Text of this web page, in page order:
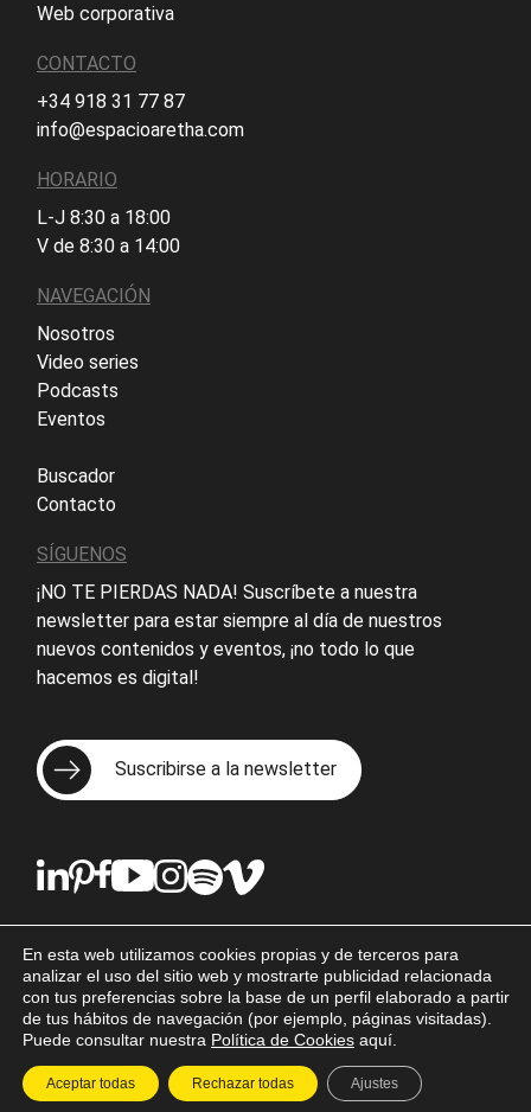
Web corporativa
CONTACTO
+34 918 31 77 87
info@espacioaretha.com
HORARIO
L-J 8:30 a 18:00
V de 8:30 a 14:00
NAVEGACIÓN
Nosotros
Video series
Podcasts
Eventos
Buscador
Contacto
SÍGUENOS
¡NO TE PIERDAS NADA! Suscríbete a nuestra
newsletter para estar siempre al día de nuestros
nuevos contenidos y eventos, ¡no todo lo que
hacemos es digital!
Suscribirse a la newsletter
© 2026 Espacio Aretha S.L.U. Todos los derechos
reservados.
Aviso legal Cookies
Política de privacidad
Política de calidad y medioambiente
En esta web utilizamos cookies propias y de terceros para
analizar el uso del sitio web y mostrarte publicidad relacionada
con tus preferencias sobre la base de un perfil elaborado a partir
de tus hábitos de navegación (por ejemplo, páginas visitadas).
Puede consultar nuestra Política de Cookies aquí.
Aceptar todas Rechazar todas Ajustes